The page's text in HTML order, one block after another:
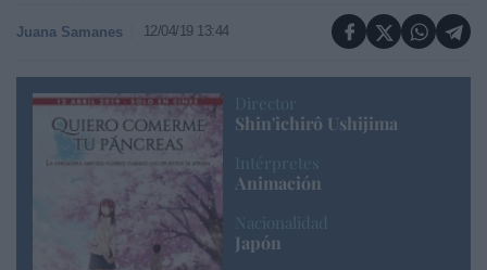
Juana Samanes 12/04/19 13:44
Director
Shin'ichirô Ushijima
Intérpretes
Animación
Nacionalidad
Japón